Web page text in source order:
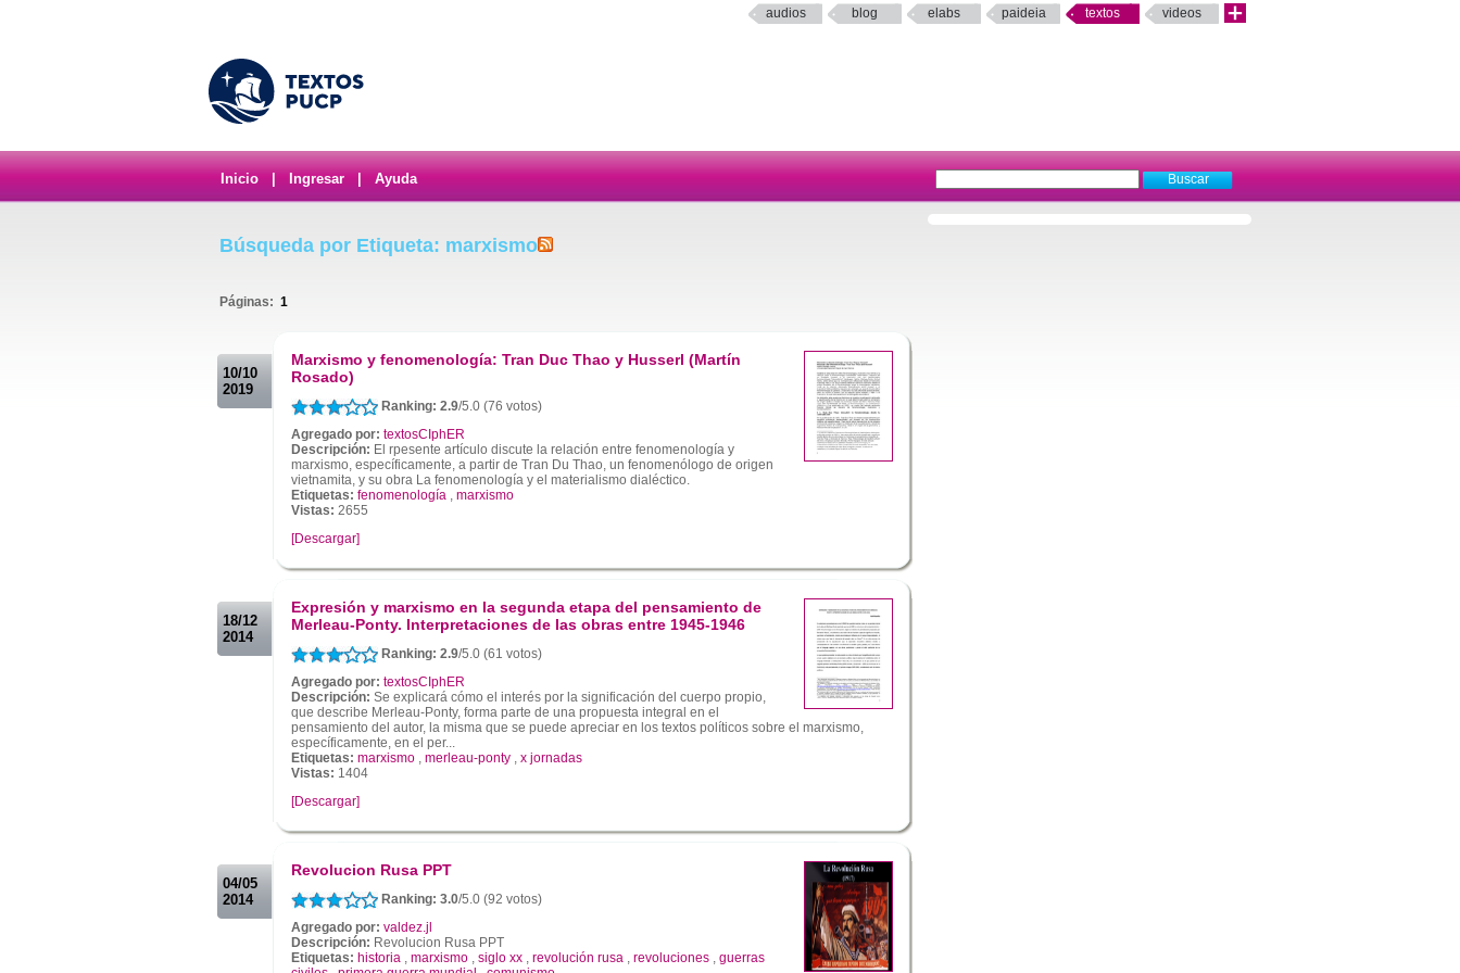
audios blog elabs paideia textos videos
Inicio Ingresar Ayuda
Búsqueda por Etiqueta: marxismo
Páginas: 1
10/10
2019
Marxismo y fenomenología: Tran Duc Thao y Husserl (Martín
Rosado)
Ranking: 2.9/5.0 (76 votos)
Agregado por: textosCIphER
Descripción: El rpesente artículo discute la relación entre fenomenología y
marxismo, específicamente, a partir de Tran Du Thao, un fenomenólogo de origen
vietnamita, y su obra La fenomenología y el materialismo dialéctico.
Etiquetas: fenomenología , marxismo
Vistas: 2655
[Descargar]
18/12
2014
Expresión y marxismo en la segunda etapa del pensamiento de
Merleau-Ponty. Interpretaciones de las obras entre 1945-1946
Ranking: 2.9/5.0 (61 votos)
Agregado por: textosCIphER
Descripción: Se explicará cómo el interés por la significación del cuerpo propio,
que describe Merleau-Ponty, forma parte de una propuesta integral en el
pensamiento del autor, la misma que se puede apreciar en los textos políticos sobre el marxismo,
específicamente, en el per...
Etiquetas: marxismo , merleau-ponty , x jornadas
Vistas: 1404
[Descargar]
04/05
2014
Revolucion Rusa PPT
Ranking: 3.0/5.0 (92 votos)
Agregado por: valdez.jl
Descripción: Revolucion Rusa PPT
Etiquetas: historia , marxismo , siglo xx , revolución rusa , revoluciones , guerras